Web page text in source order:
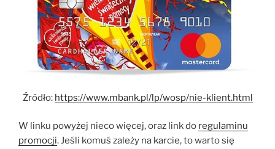
Źródło: https://www.mbank.pl/lp/wosp/nie-klient.html
W linku powyżej nieco więcej, oraz link do regulaminu
promocji. Jeśli komuś zależy na karcie, to warto się